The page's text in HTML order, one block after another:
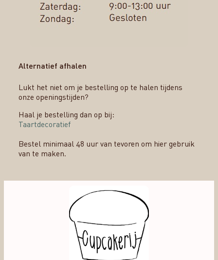
Alternatief afhalen
Lukt het niet om je bestelling op te halen tijdens
onze openingstijden?
Haal je bestelling dan op bij:
Taartdecoratief
Bestel minimaal 48 uur van tevoren om hier gebruik
van te maken.